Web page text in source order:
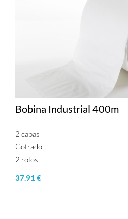
Bobina Industrial 400m
2 capas
Gofrado
2 rolos
37.91 €